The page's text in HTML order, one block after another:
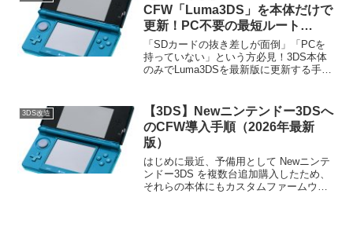
まで分かりやすくまとめています。
CFW「Luma3DS」を本体だけで
更新！PC不要の最短ルート
（Universal Updater活用）
「SDカードの抜き差しが面倒」「PCを
持っていない」という方必見！3DS本体
のみでLuma3DSを最新版に更新する手順
CFW環境を安全・快適に維持するための
注意点やバージョン確認方法も網羅して
います。
3DS改造
【3DS】Newニンテンドー3DSへ
のCFW導入手順（2026年最新
版）
はじめに最近、予備用として Newニンテ
ンドー3DS を複数台追加購入したため、
それらの本体にもカスタムファームウェ